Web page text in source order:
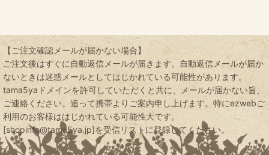
並び順:
絞り込む
【ご注文確認メールが届かない場合】
ご注文後はすぐに自動返信メールが届きます。自動返信メールが届か
ないときは迷惑メールとしてはじかれている可能性があります。
tama5yaドメインを許可していただくと共に、メールが届かない旨、
ご連絡ください。追って携帯よりご案内申し上げます。特にezwebご
利用のお客様ははじかれている可能性大です。
[shopinfo@tama5ya.jp]を受信リストに登録してください。